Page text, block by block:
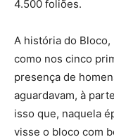
4.500 foliões.
A história do
como nos cinco
presença de
aguardavam, à
isso que, naquela
visse o bloco com